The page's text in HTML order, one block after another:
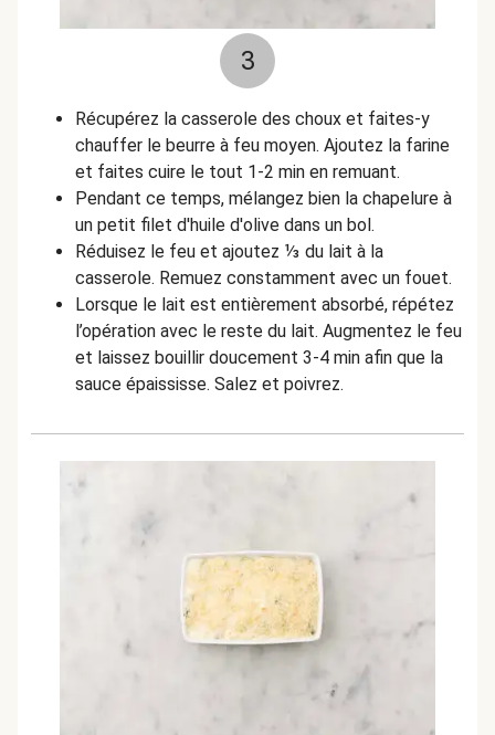
3
Récupérez la casserole des choux et faites-y
chauffer le beurre à feu moyen. Ajoutez la farine
et faites cuire le tout 1-2 min en remuant.
Pendant ce temps, mélangez bien la chapelure à
un petit filet d'huile d'olive dans un bol.
Réduisez le feu et ajoutez ⅓ du lait à la
casserole. Remuez constamment avec un fouet.
Lorsque le lait est entièrement absorbé, répétez
l’opération avec le reste du lait. Augmentez le feu
et laissez bouillir doucement 3-4 min afin que la
sauce épaississe. Salez et poivrez.